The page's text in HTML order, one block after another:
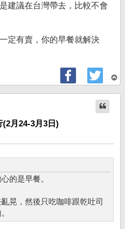
建議在台灣帶去，比較不會
定有賣，你的早餐就解決
頂
端
月24-3月3日)
的是早餐。
晃，然後只吃咖啡跟乾吐司